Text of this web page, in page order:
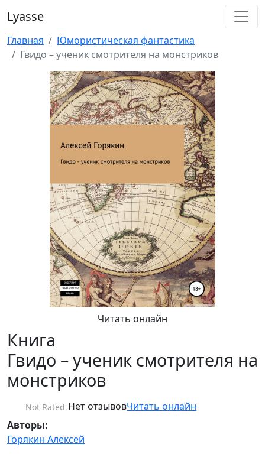
Lyasse
Главная
Юмористическая фантастика
Гвидо – ученик смотрителя на монстриков
Читать онлайн
Книга
Гвидо – ученик смотрителя на
монстриков
Not Rated Нет отзывовЧитать онлайн
Авторы:
Горякин Алексей